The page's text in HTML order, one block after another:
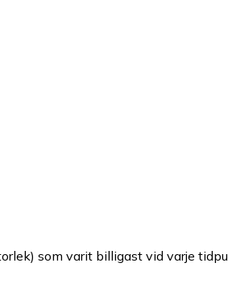
som varit billigast vid varje